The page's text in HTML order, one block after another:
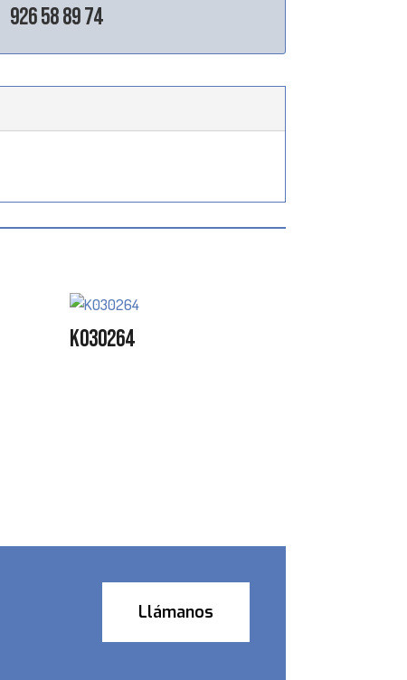
926 58 89 74
K030264
Llámanos